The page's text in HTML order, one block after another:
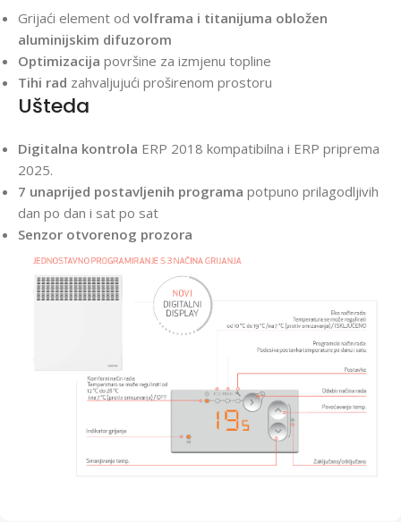
Grijaći element od volframa i titanijuma obložen
aluminijskim difuzorom
Optimizacija površine za izmjenu topline
Tihi rad zahvaljujući proširenom prostoru
Ušteda
Digitalna kontrola ERP 2018 kompatibilna i ERP priprema
2025.
7 unaprijed postavljenih programa potpuno prilagodljivih
dan po dan i sat po sat
Senzor otvorenog prozora